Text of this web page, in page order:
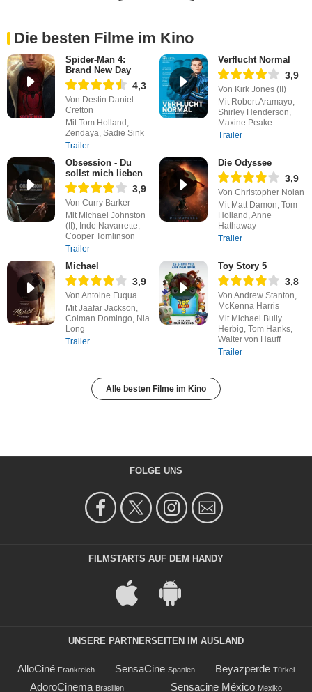
Die besten Filme im Kino
Spider-Man 4:
Brand New Day
4,3
Von Destin Daniel
Cretton
Mit Tom Holland,
Zendaya, Sadie Sink
Trailer
Verflucht Normal
3,9
Von Kirk Jones (II)
Mit Robert Aramayo,
Shirley Henderson,
Maxine Peake
Trailer
Obsession - Du
sollst mich lieben
3,9
Von Curry Barker
Mit Michael Johnston
(II), Inde Navarrette,
Cooper Tomlinson
Trailer
Die Odyssee
3,9
Von Christopher Nolan
Mit Matt Damon, Tom
Holland, Anne
Hathaway
Trailer
Michael
3,9
Von Antoine Fuqua
Mit Jaafar Jackson,
Colman Domingo, Nia
Long
Trailer
Toy Story 5
3,8
Von Andrew Stanton,
McKenna Harris
Mit Michael Bully
Herbig, Tom Hanks,
Walter von Hauff
Trailer
Alle besten Filme im Kino
FOLGE UNS
FILMSTARTS AUF DEM HANDY
UNSERE PARTNERSEITEN IM AUSLAND
AlloCiné Frankreich SensaCine Spanien Beyazperde Türkei
AdoroCinema Brasilien Sensacine México Mexiko